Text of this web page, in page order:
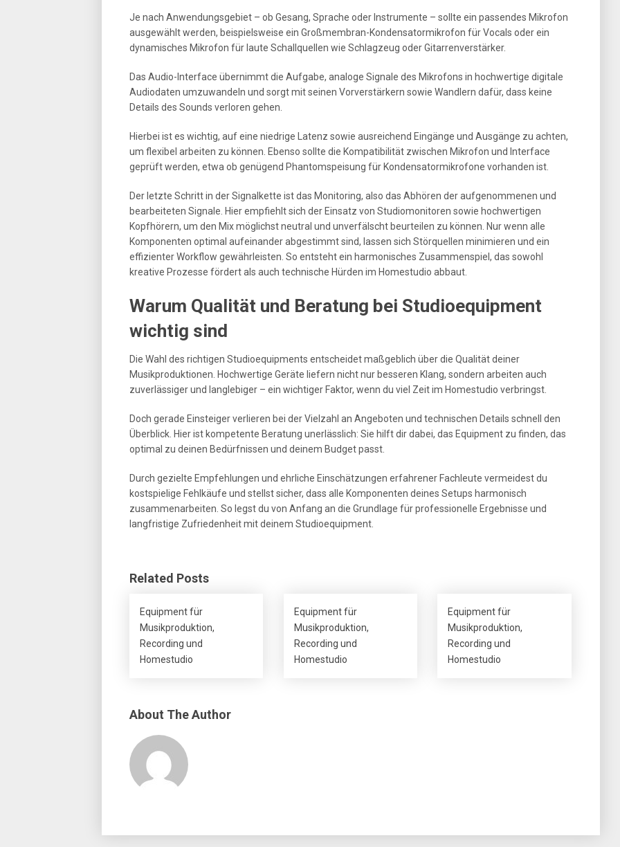
Je nach Anwendungsgebiet – ob Gesang, Sprache oder Instrumente – sollte ein passendes Mikrofon
ausgewählt werden, beispielsweise ein Großmembran-Kondensatormikrofon für Vocals oder ein
dynamisches Mikrofon für laute Schallquellen wie Schlagzeug oder Gitarrenverstärker.
Das Audio-Interface übernimmt die Aufgabe, analoge Signale des Mikrofons in hochwertige digitale
Audiodaten umzuwandeln und sorgt mit seinen Vorverstärkern sowie Wandlern dafür, dass keine
Details des Sounds verloren gehen.
Hierbei ist es wichtig, auf eine niedrige Latenz sowie ausreichend Eingänge und Ausgänge zu achten,
um flexibel arbeiten zu können. Ebenso sollte die Kompatibilität zwischen Mikrofon und Interface
geprüft werden, etwa ob genügend Phantomspeisung für Kondensatormikrofone vorhanden ist.
Der letzte Schritt in der Signalkette ist das Monitoring, also das Abhören der aufgenommenen und
bearbeiteten Signale. Hier empfiehlt sich der Einsatz von Studiomonitoren sowie hochwertigen
Kopfhörern, um den Mix möglichst neutral und unverfälscht beurteilen zu können. Nur wenn alle
Komponenten optimal aufeinander abgestimmt sind, lassen sich Störquellen minimieren und ein
effizienter Workflow gewährleisten. So entsteht ein harmonisches Zusammenspiel, das sowohl
kreative Prozesse fördert als auch technische Hürden im Homestudio abbaut.
Warum Qualität und Beratung bei Studioequipment
wichtig sind
Die Wahl des richtigen Studioequipments entscheidet maßgeblich über die Qualität deiner
Musikproduktionen. Hochwertige Geräte liefern nicht nur besseren Klang, sondern arbeiten auch
zuverlässiger und langlebiger – ein wichtiger Faktor, wenn du viel Zeit im Homestudio verbringst.
Doch gerade Einsteiger verlieren bei der Vielzahl an Angeboten und technischen Details schnell den
Überblick. Hier ist kompetente Beratung unerlässlich: Sie hilft dir dabei, das Equipment zu finden, das
optimal zu deinen Bedürfnissen und deinem Budget passt.
Durch gezielte Empfehlungen und ehrliche Einschätzungen erfahrener Fachleute vermeidest du
kostspielige Fehlkäufe und stellst sicher, dass alle Komponenten deines Setups harmonisch
zusammenarbeiten. So legst du von Anfang an die Grundlage für professionelle Ergebnisse und
langfristige Zufriedenheit mit deinem Studioequipment.
Related Posts
Equipment für
Musikproduktion,
Recording und
Homestudio
Equipment für
Musikproduktion,
Recording und
Homestudio
Equipment für
Musikproduktion,
Recording und
Homestudio
About The Author